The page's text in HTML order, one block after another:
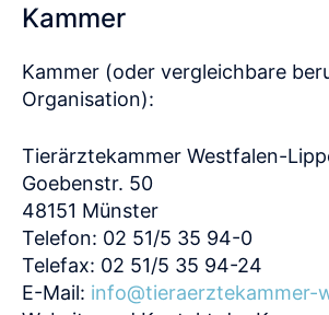
Kammer
Kammer (oder vergleichbare
Organisation):
Tierärztekammer Westfalen-
Goebenstr. 50
48151 Münster
Telefon: 02 51/5 35 94-0
Telefax: 02 51/5 35 94-24
E-Mail: info@tieraerztekammer-